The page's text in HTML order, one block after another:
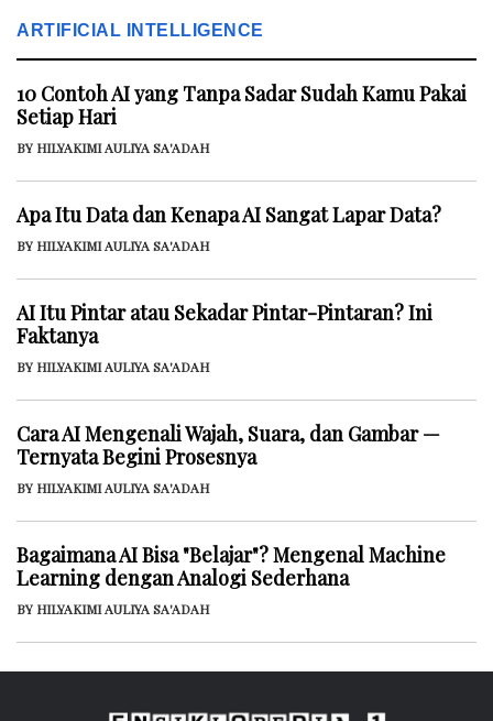
ARTIFICIAL INTELLIGENCE
10 Contoh AI yang Tanpa Sadar Sudah Kamu Pakai
Setiap Hari
BY HILYAKIMI AULIYA SA'ADAH
Apa Itu Data dan Kenapa AI Sangat Lapar Data?
BY HILYAKIMI AULIYA SA'ADAH
AI Itu Pintar atau Sekadar Pintar-Pintaran? Ini
Faktanya
BY HILYAKIMI AULIYA SA'ADAH
Cara AI Mengenali Wajah, Suara, dan Gambar —
Ternyata Begini Prosesnya
BY HILYAKIMI AULIYA SA'ADAH
Bagaimana AI Bisa "Belajar"? Mengenal Machine
Learning dengan Analogi Sederhana
BY HILYAKIMI AULIYA SA'ADAH